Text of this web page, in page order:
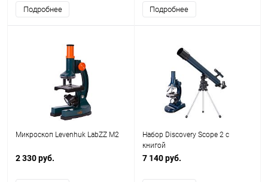
Подробнее Подробнее
Микроскоп Levenhuk LabZZ M2
2 330 руб.
Набор Discovery Scope 2 с
книгой
7 140 руб.